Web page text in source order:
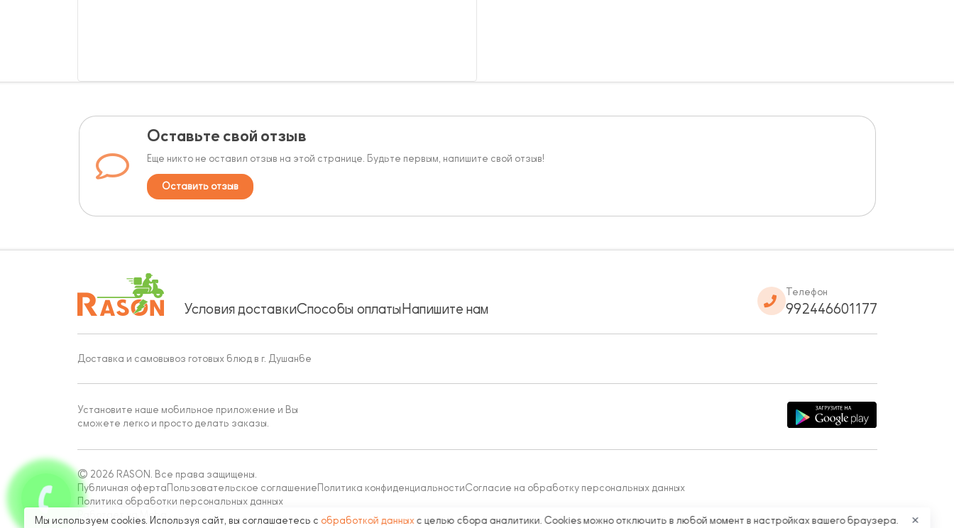
Оставьте свой отзыв
Еще никто не оставил отзыв на этой странице. Будьте первым, напишите свой отзыв!
Оставить отзыв
Условия доставкиСпособы оплатыНапишите нам
Телефон
992446601177
Доставка и самовывоз готовых блюд в г. Душанбе
Установите наше мобильное приложение и Вы
сможете легко и просто делать заказы.
© 2026 RASON. Все права защищены.
Публичная оферта Пользовательское соглашение Политика конфиденциальностиСогласие на обработку персональных данных
Политика обработки персональных данных
Работает на Moba
Мы используем cookies. Используя сайт, вы соглашаетесь с обработкой данных с целью сбора аналитики. Cookies можно отключить в любой момент в настройках вашего браузера. ✕